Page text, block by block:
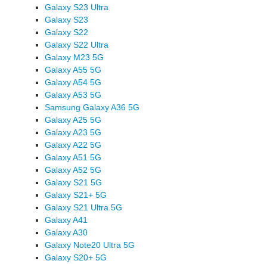
Galaxy S23 Ultra
Galaxy S23
Galaxy S22
Galaxy S22 Ultra
Galaxy M23 5G
Galaxy A55 5G
Galaxy A54 5G
Galaxy A53 5G
Samsung Galaxy A36 5G
Galaxy A25 5G
Galaxy A23 5G
Galaxy A22 5G
Galaxy A51 5G
Galaxy A52 5G
Galaxy S21 5G
Galaxy S21+ 5G
Galaxy S21 Ultra 5G
Galaxy A41
Galaxy A30
Galaxy Note20 Ultra 5G
Galaxy S20+ 5G